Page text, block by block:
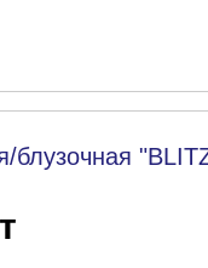
блузочная